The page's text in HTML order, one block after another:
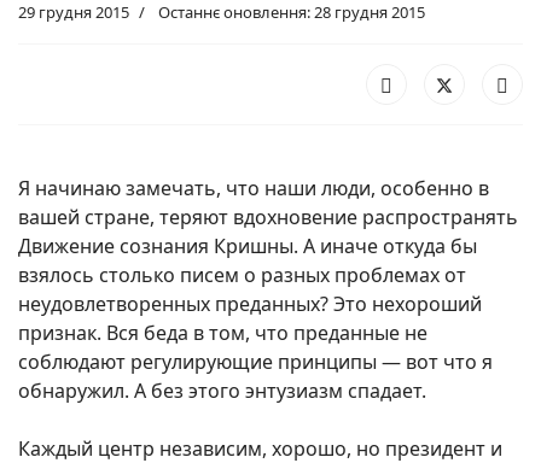
29 грудня 2015 Останнє оновлення: 28 грудня 2015
Я начинаю замечать, что наши люди, особенно в
вашей стране, теряют вдохновение распространять
Движение сознания Кришны. А иначе откуда бы
взялось столько писем о разных проблемах от
неудовлетворенных преданных? Это нехороший
признак. Вся беда в том, что преданные не
соблюдают регулирующие принципы — вот что я
обнаружил. А без этого энтузиазм спадает.
Каждый центр независим, хорошо, но президент и